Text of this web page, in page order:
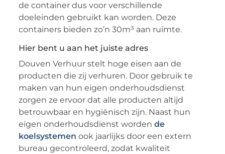
de container dus voor verschillende
doeleinden gebruikt kan worden. Deze
containers bieden zo’n 30m³ aan ruimte.
Hier bent u aan het juiste adres
Douven Verhuur stelt hoge eisen aan de
producten die zij verhuren. Door gebruik te
maken van hun eigen onderhoudsdienst
zorgen ze ervoor dat alle producten altijd
betrouwbaar en hygiënisch zijn. Naast hun
eigen onderhoudsdienst worden de
koelsystemen ook jaarlijks door een extern
bureau gecontroleerd, zodat kwaliteit